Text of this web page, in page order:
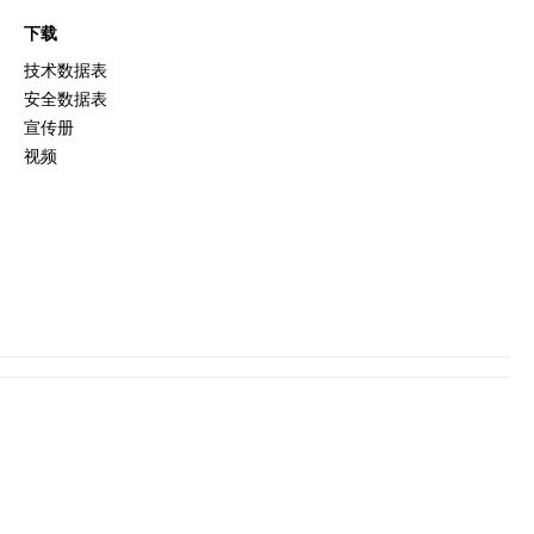
下载
技术数据表
安全数据表
宣传册
视频